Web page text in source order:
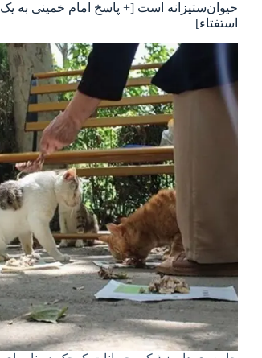
حیوان‌ستیزانه است [+ پاسخ امام خمینی به یک
استفتاء]